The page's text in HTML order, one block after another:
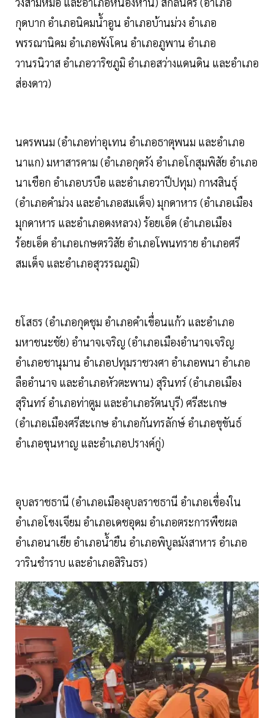
กุดบาก อำเภอนิคมน้ำอูน อำเภอบ้านม่วง อำเภอ
พรรณานิคม อำเภอพังโคน อำเภอภูพาน อำเภอ
วานรนิวาส อำเภอวาริชภูมิ อำเภอสว่างแดนดิน และอำเภอ
ส่องดาว)
นครพนม (อำเภอท่าอุเทน อำเภอธาตุพนม และอำเภอ
นาแก) มหาสารคาม (อำเภอกุดรัง อำเภอโกสุมพิสัย อำเภอ
นาเชือก อำเภอบรบือ และอำเภอวาปีปทุม) กาฬสินธุ์
(อำเภอคำม่วง และอำเภอสมเด็จ) มุกดาหาร (อำเภอเมือง
มุกดาหาร และอำเภอดงหลวง) ร้อยเอ็ด (อำเภอเมือง
ร้อยเอ็ด อำเภอเกษตรวิสัย อำเภอโพนทราย อำเภอศรี
สมเด็จ และอำเภอสุวรรณภูมิ)
ยโสธร (อำเภอกุดชุม อำเภอคำเขื่อนแก้ว และอำเภอ
มหาชนะชัย) อำนาจเจริญ (อำเภอเมืองอำนาจเจริญ
อำเภอชานุมาน อำเภอปทุมราชวงศา อำเภอพนา อำเภอ
ลืออำนาจ และอำเภอหัวตะพาน) สุรินทร์ (อำเภอเมือง
สุรินทร์ อำเภอท่าตูม และอำเภอรัตนบุรี) ศรีสะเกษ
(อำเภอเมืองศรีสะเกษ อำเภอกันทรลักษ์ อำเภอขุขันธ์
อำเภอขุนหาญ และอำเภอปรางค์กู่)
อุบลราชธานี (อำเภอเมืองอุบลราชธานี อำเภอเขื่องใน
อำเภอโขงเจียม อำเภอเดชอุดม อำเภอตระการพืชผล
อำเภอนาเยีย อำเภอน้ำยืน อำเภอพิบูลมังสาหาร อำเภอ
วารินชำราบ และอำเภอสิรินธร)